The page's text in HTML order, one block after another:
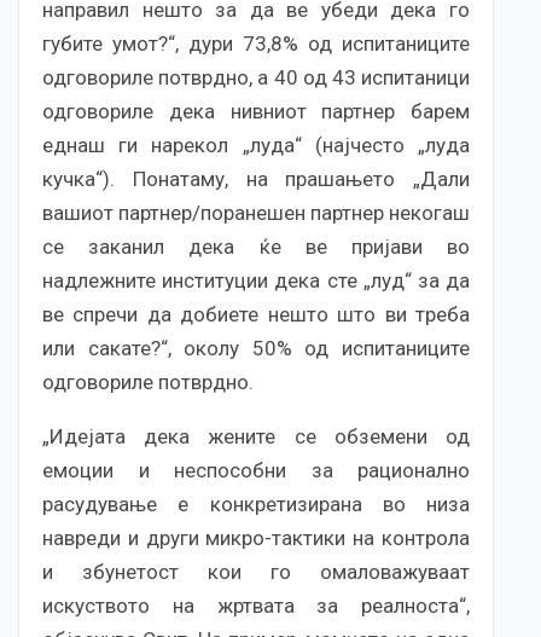
направил нешто за да ве убеди дека го
губите умот?“, дури 73,8% од испитаниците
одговориле потврдно, а 40 од 43 испитаници
одговориле дека нивниот партнер барем
еднаш ги нарекол „луда“ (најчесто „луда
кучка“). Понатаму, на прашањето „Дали
вашиот партнер/поранешен партнер некогаш
се заканил дека ќе ве пријави во
надлежните институции дека сте „луд“ за да
ве спречи да добиете нешто што ви треба
или сакате?“, околу 50% од испитаниците
одговориле потврдно.
„Идејата дека жените се обземени од
емоции и неспособни за рационално
расудување е конкретизирана во низа
навреди и други микро-тактики на контрола
и збунетост кои го омаловажуваат
искуството на жртвата за реалноста“,